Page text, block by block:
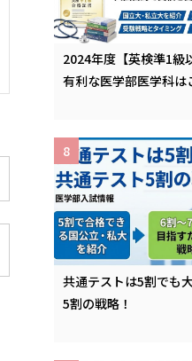
2024年度【英検準1級
有利な医学部医学科は
共通テストは5割でも
5割の戦略！
8